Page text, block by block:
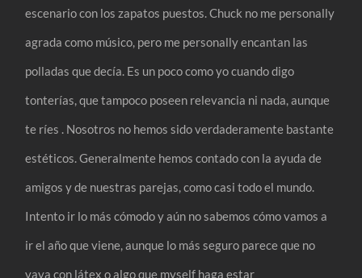
escenario con los zapatos puestos. Chuck no me personally
agrada como músico, pero me personally encantan las
polladas que decía. Es un poco como yo cuando digo
tonterías, que tampoco poseen relevancia ni nada, aunque
te ríes . Nosotros no hemos sido verdaderamente bastante
estéticos. Generalmente hemos contado con la ayuda de
amigos y de nuestras parejas, como casi todo el mundo.
Intento ir lo más cómodo y aún no sabemos cómo vamos a
ir el año que viene, aunque lo más seguro parece que no
vaya con látex o algo que myself haga estar